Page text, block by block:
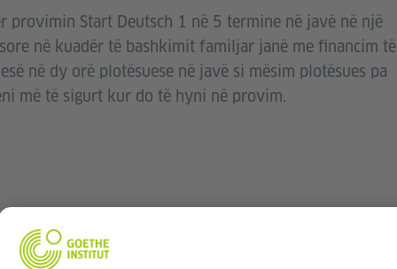
provimin Start Deutsch 1 në 5 termine në javë në një
në kuadër të bashkimit familjar janë me financim të
në dy orë plotësuese në javë si mësim plotësues pa
më të sigurt kur do të hyni në provim.